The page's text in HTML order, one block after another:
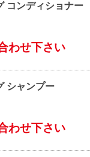
コンディショナー
わせ下さい
シャンプー
わせ下さい